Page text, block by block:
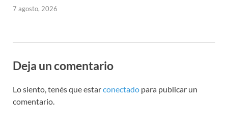
7 agosto, 2026
Deja un comentario
Lo siento, tenés que estarconectado para publicar un
comentario.